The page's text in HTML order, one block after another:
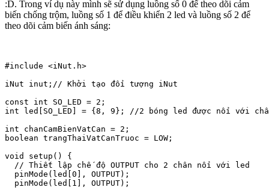
:D. Trong ví dụ này mình sẽ sử dụng luồng số 0 để theo dõi cảm
biến chống trộm, luồng số 1 để điều khiển 2 led và luồng số 2 để
theo dõi cảm biến ánh sáng:
#include <iNut.h>
iNut inut;// Khởi tạo đối tượng iNut
const int SO_LED = 2;
int led[SO_LED] = {8, 9}; //2 bóng led được nối với
int chanCamBienVatCan = 2;
boolean trangThaiVatCanTruoc = LOW;
void setup() {
  // Thiết lập chế độ OUTPUT cho 2 chân nối với led
  pinMode(led[0], OUTPUT);
  pinMode(led[1], OUTPUT);